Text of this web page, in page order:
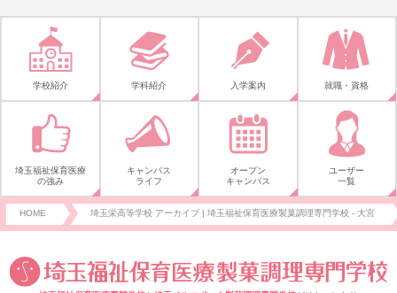
学校紹介 学科紹介 入学案内 就職・資格
埼玉福祉保育医療
の強み
キャンパス
ライフ
オープン
キャンパス
ユーザー
一覧
HOME 埼玉栄高等学校 アーカイブ | 埼玉福祉保育医療製菓調理専門学校 - 大宮